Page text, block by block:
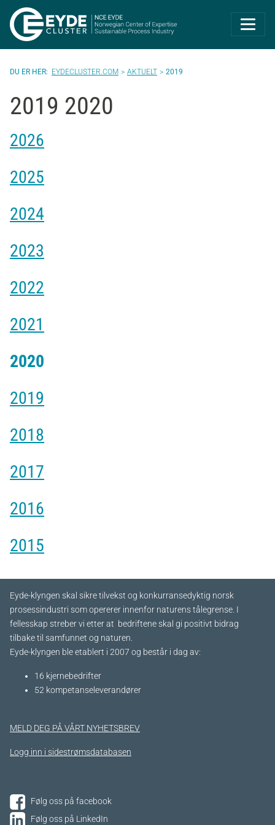
Eyde-Cluster |
EYDECLUSTER.COM AKTUELT 2019
2019 2020
2026
2025
2024
2023
2022
2021
2020
2019
2018
2017
2016
2015
Eyde-klyngen skal sikre tilvekst og konkurransedyktig norsk
prosessindustri som opererer innenfor naturens tålegrense. I
fellesskap streber vi etter at bedriftene skal gi positivt bidrag
tilbake til samfunnet og naturen.
Eyde-klyngen ble etablert i 2007 og består i dag av:
16 kjernebedrifter​
52 kompetanseleverandører
MELD DEG PÅ VÅRT NYHETSBREV
Logg inn i sidestrømsdatabasen
Følg oss på facebook
Følg oss på LinkedIn